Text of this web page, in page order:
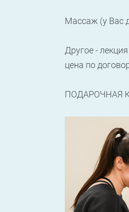
Массаж (у Вас
Другое -
цена по
ПОДАРОЧНАЯ